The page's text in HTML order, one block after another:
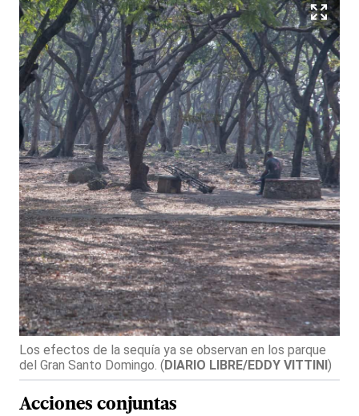
Los efectos de la sequía ya se observan en los parque
del Gran Santo Domingo. ( DIARIO LIBRE/EDDY VITTINI )
Acciones conjuntas